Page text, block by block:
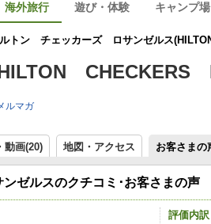
海外旅行 遊び・体験 キャンプ場
トン チェッカーズ ロサンゼルス
CHECKERS
ルマガ
動画(20) 地図・アクセス お客さまの
ゼルスのクチコミ･お客さまの声
評価内訳